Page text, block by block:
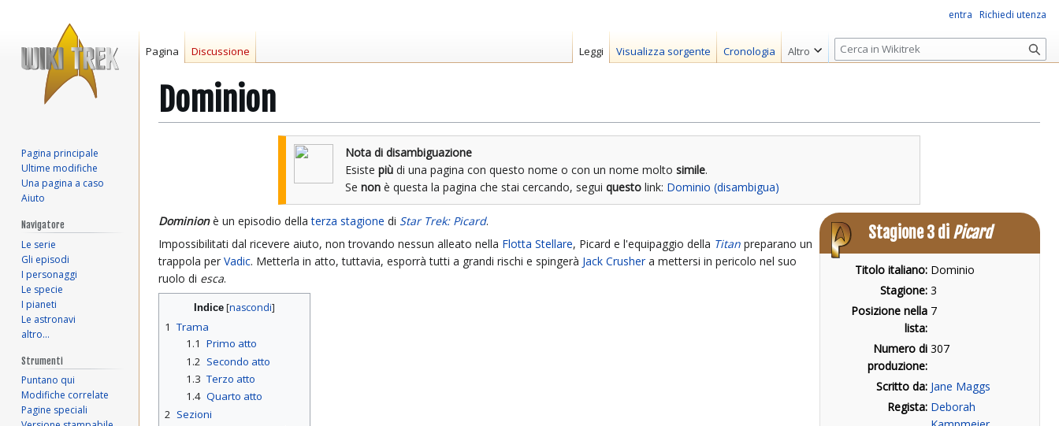
Dominion
Nota di disambiguazione
Esistepiù di una pagina con questo nome o con un nome moltosimile.
Senon è questa la pagina che stai cercando, seguiquesto link: Dominio (disambigua)
Stagione 3 di Picard
Titolo italiano: Dominio
Stagione: 3
Posizione nella
lista:
7
Numero di
produzione:
307
Scritto da: Jane Maggs
Regista: Deborah
Dominionè un episodio dellaterza stagione di Star Trek: Picard.
Impossibilitati dal ricevere aiuto, non trovando nessun alleato nella Flotta Stellare, Picard e l'equipaggio della Titan preparano un
trappola per Vadic. Metterla in atto, tuttavia, esporrà tutti a grandi rischi e spingerà Jack Crushera mettersi in pericolo nel suo
ruolo di esca.
Indice
1 Trama
1.1 Primo atto
1.2 Secondo atto
1.3 Terzo atto
1.4 Quarto atto
2 Sezioni
entra Richiedi utenza
Pagina Discussione Leggi Visualizza sorgente Cronologia Altro
R
i
r
c
Pagina principale
Ultime modifiche
Una pagina a caso
Aiuto
Navigatore
Le serie
Gli episodi
I personaggi
Le specie
I pianeti
Le astronavi
altro…
Strumenti
Puntano qui
Modifiche correlate
Pagine speciali